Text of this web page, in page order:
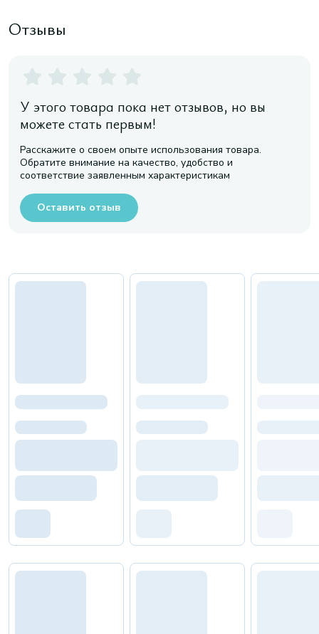
Отзывы
У этого товара пока нет отзывов, но вы
можете стать первым!
Расскажите о своем опыте использования товара.
Обратите внимание на качество, удобство и
соответствие заявленным характеристикам
Оставить отзыв